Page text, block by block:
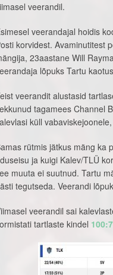
veerandil.
veerandajal hoidis
korvidest. Avaminutitest
23aastane Will
lõpuks Tartu
veerandit alustasid
tagamees Channel
küll
rütmis jätkus mäng ka
ja kuigi Kalev/TLÜ
muuta ei suutnud. Tartu
tegutseda. Veerandi
veerandil sai
tartlaste kindel